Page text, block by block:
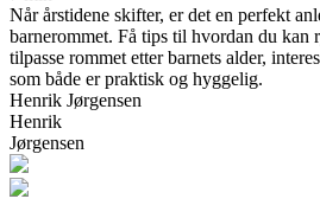
Når årstidene skifter, er det en perfekt
barnerommet. Få tips til hvordan du kan
tilpasse rommet etter barnets alder,
som både er praktisk og hyggelig.
Henrik Jørgensen
Henrik
Jørgensen